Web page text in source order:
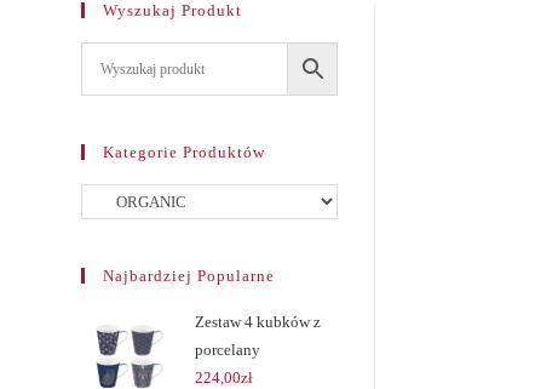
Wyszukaj Produkt
Kategorie Produktów
Najbardziej Popularne
Zestaw 4 kubków z
porcelany
224,00zł